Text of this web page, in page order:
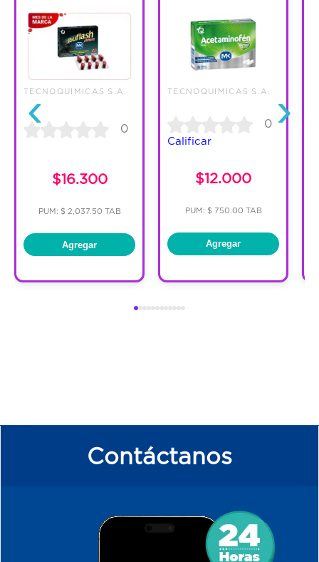
‹
TECNOQUIMICAS S.A.
0
$16.300
PUM: $ 2,037.50 TAB
Agregar
TECNOQUIMICAS S.A.
0
Calificar
$12.000
PUM: $ 750.00 TAB
Agregar
›
Contáctanos